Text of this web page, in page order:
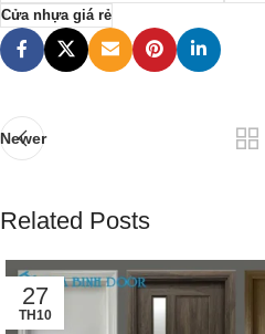
Cửa nhựa giá rẻ
Newer
Related Posts
27
TH10